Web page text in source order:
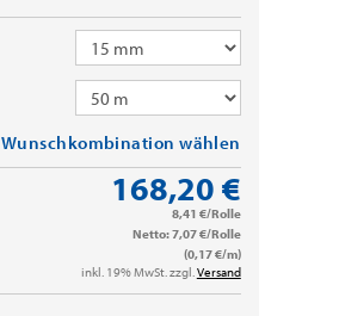
Wunschkombination wählen
168,20 €
8,41 €/Rolle
Netto: 7,07 €/Rolle
(0,17 €/m)
inkl. 19% MwSt. zzgl.Versand